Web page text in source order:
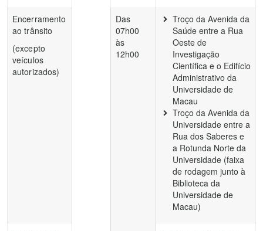
Encerramento
ao trânsito
(excepto
veículos
autorizados)
Das
07h00
às
12h00
Troço da Avenida da
Saúde entre a Rua
Oeste de
Investigação
Científica e o Edifício
Administrativo da
Universidade de
Macau
Troço da Avenida da
Universidade entre a
Rua dos Saberes e
a Rotunda Norte da
Universidade (faixa
de rodagem junto à
Biblioteca da
Universidade de
Macau)